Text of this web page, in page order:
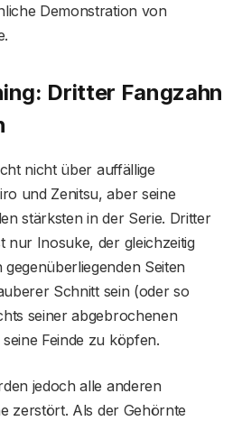
Demonstration von
Dritter Fangzahn
nicht über auffällige
und Zenitsu, aber seine
stärksten in der Serie. Dritter
nur Inosuke, der gleichzeitig
Seiten
Schnitt sein (oder so
seiner abgebrochenen
Feinde zu köpfen.
jedoch alle anderen
zerstört. Als der Gehörnte